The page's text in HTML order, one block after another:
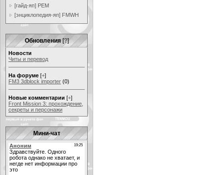
[гайд-яп] PEM
[энциклопедия-яп] FMWH
Обновления [?]
Новости
Читы и перевод
На форуме [+]
FM3 3dblock importer (0)
Новые комментарии [+]
Front Mission 3: прохождение,
секреты и персонажи
Мини-чат